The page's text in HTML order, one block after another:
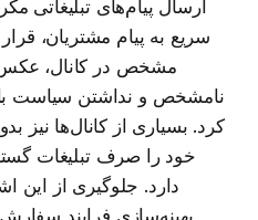
ارسال پیام‌های تبلیغاتی
سریع به پیام مشتریان،
مشخص در کانال،
نامشخص و نداشتن سیاست
کرد. بسیاری از کانال‌ها نیز
خود را صرف تبلیغات
دارد. جلوگیری از این